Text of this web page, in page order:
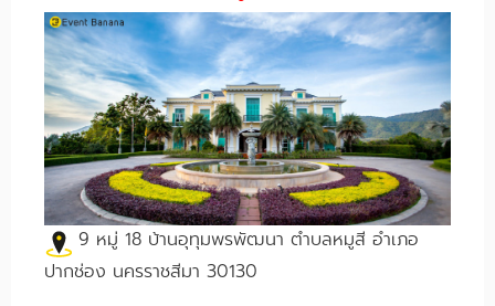
9 หมู่ 18 บ้านอุทุมพรพัฒนา ตำบลหมูสี อำเภอ
ปากช่อง นครราชสีมา 30130